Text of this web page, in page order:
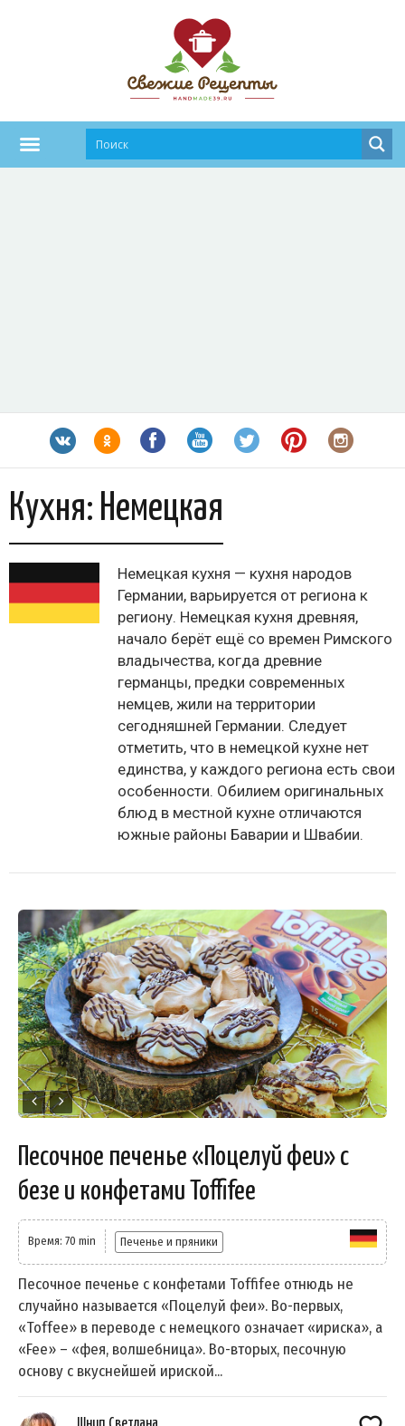
Кухня: Немецкая
Немецкая кухня — кухня народов
Германии, варьируется от региона к
региону. Немецкая кухня древняя,
начало берёт ещё со времен Римского
владычества, когда древние
германцы, предки современных
немцев, жили на территории
сегодняшней Германии. Следует
отметить, что в немецкой кухне нет
единства, у каждого региона есть свои
особенности. Обилием оригинальных
блюд в местной кухне отличаются
южные районы Баварии и Швабии.
Песочное печенье «Поцелуй феи» с
безе и конфетами Toffifee
Время: 70 min Печенье и пряники
Песочное печенье с конфетами Toffifee отнюдь не
случайно называется «Поцелуй феи». Во-первых,
«Toffee» в переводе с немецкого означает «ириска», а
«Fee» – «фея, волшебница». Во-вторых, песочную
основу с вкуснейшей ириской...